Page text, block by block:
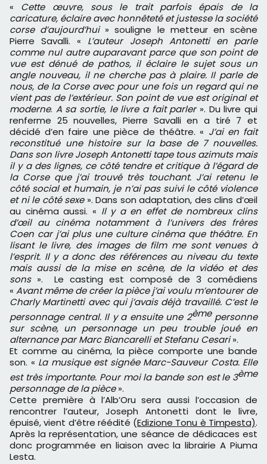
« Cette œuvre, sous le trait parfois épais de la
caricature, éclaire avec honnêteté et justesse la société
corse d’aujourd’hui» souligne le metteur en scène
Pierre Savalli. « L’auteur Joseph Antonetti en parle
comme nul autre auparavant parce que son point de
vue est dénué de pathos, il éclaire le sujet sous un
angle nouveau, il ne cherche pas à plaire. Il parle de
nous, de la Corse avec pour une fois un regard qui ne
vient pas de l’extérieur. Son point de vue est original et
moderne. A sa sortie, le livre a fait parler ». Du livre qui
renferme 25 nouvelles, Pierre Savalli en a tiré 7 et
décidé d’en faire une pièce de théâtre. « J’ai en fait
reconstitué une histoire sur la base de 7 nouvelles.
Dans son livre Joseph Antonetti tape tous azimuts mais
il y a des lignes, ce côté tendre et critique à l’égard de
la Corse que j’ai trouvé très touchant. J’ai retenu le
côté social et humain, je n’ai pas suivi le côté violence
et ni le côté sexe ». Dans son adaptation, des clins d’œil
au cinéma aussi. « Il y a en effet de nombreux clins
d’œil au cinéma notamment à l’univers des frères
Coen car j’ai plus une culture cinéma que théâtre. En
lisant le livre, des images de film me sont venues à
l’esprit. Il y a donc des références au niveau du texte
mais aussi de la mise en scène, de la vidéo et des
sons». Le casting est composé de 3 comédiens
« Avant même de créer la pièce j’ai voulu m’entourer de
Charly Martinetti avec qui j’avais déjà travaillé. C’est le
personnage central. Il y a ensuite une 2èmepersonne
sur scène, un personnage un peu trouble joué en
alternance par Marc Biancarelli et Stefanu Cesari».
Et comme au cinéma, la pièce comporte une bande
son. « La musique est signée Marc-Sauveur Costa. Elle
est très importante. Pour moi la bande son est le 3ème
personnage de la pièce».
Cette première à l’Alb’Oru sera aussi l’occasion de
rencontrer l’auteur, Joseph Antonetti dont le livre,
épuisé, vient d’être réédité (Edizione Tonu è Timpesta).
Après la représentation, une séance de dédicaces est
donc programmée en liaison avec la librairie A Piuma
Lesta.